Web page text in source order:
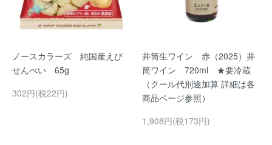
ノースカラーズ 純国産えび
せんべい 65g
302円(税22円)
井筒生ワイン 赤（2025）井
筒ワイン 720ml ★要冷蔵
（クール代別途加算 詳細は各
商品ページ参照）
1,908円(税173円)